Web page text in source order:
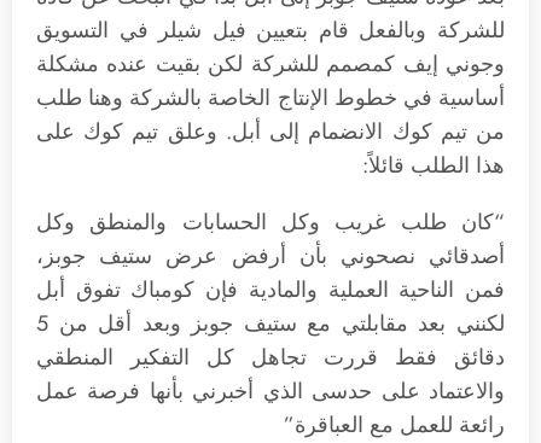
للشركة وبالفعل قام بتعيين فيل شيلر في التسويق
وجوني إيف كمصمم للشركة لكن بقيت عنده مشكلة
أساسية في خطوط الإنتاج الخاصة بالشركة وهنا طلب
من تيم كوك الانضمام إلى أبل. وعلق تيم كوك على
هذا الطلب قائلاً:
“كان طلب غريب وكل الحسابات والمنطق وكل
أصدقائي نصحوني بأن أرفض عرض ستيف جوبز،
فمن الناحية العملية والمادية فإن كومباك تفوق أبل
لكنني بعد مقابلتي مع ستيف جوبز وبعد أقل من 5
دقائق فقط قررت تجاهل كل التفكير المنطقي
والاعتماد على حدسى الذي أخبرني بأنها فرصة عمل
رائعة للعمل مع العباقرة”